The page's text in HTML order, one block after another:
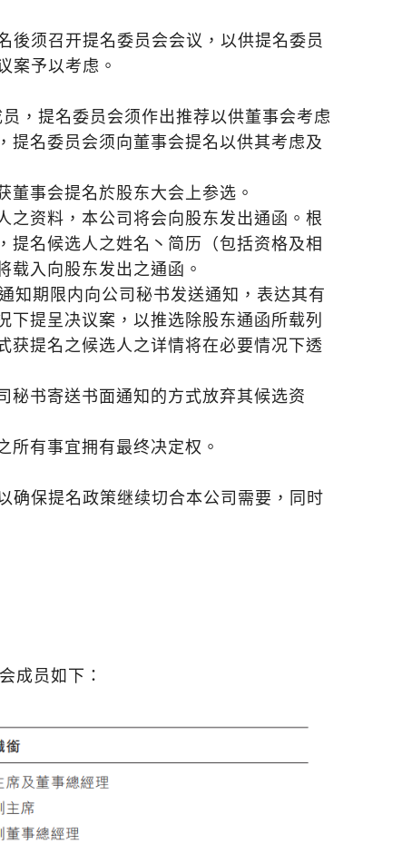
後须召开提名委员会会议，以供提名委员
案予以考虑。
，提名委员会须作出推荐以供董事会考虑
提名委员会须向董事会提名以供其考虑及
事会提名於股东大会上参选。
之资料，本公司将会向股东发出通函。根
提名候选人之姓名丶简历（包括资格及相
载入向股东发出之通函。
知期限内向公司秘书发送通知，表达其有
提呈决议案，以推选除股东通函所载列
获提名之候选人之详情将在必要情况下透
秘书寄送书面通知的方式放弃其候选资
所有事宜拥有最终决定权。
确保提名政策继续切合本公司需要，同时
成员如下：